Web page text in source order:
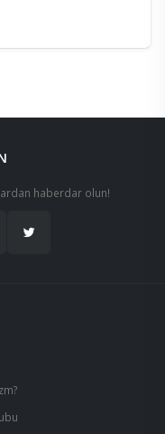
haberdar olun!